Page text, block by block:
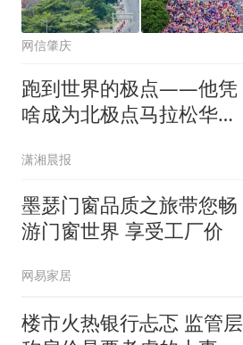
网信肇庆
跑到世界的极点——他凭
啥成为北极点马拉松华人
潇湘晨报
墨瑟门窗品质之旅带您畅
游门窗世界 享受工厂价
网易家居
楼市火热银行忐忑 监管层